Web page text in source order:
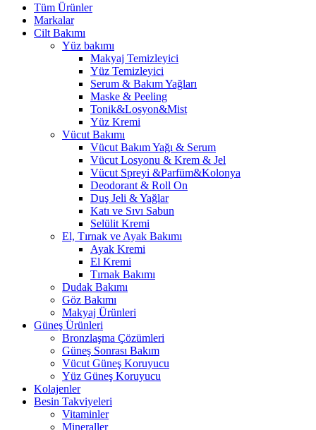
Tüm Ürünler
Markalar
Cilt Bakımı
Yüz bakımı
Makyaj Temizleyici
Yüz Temizleyici
Serum & Bakım Yağları
Maske & Peeling
Tonik&Losyon&Mist
Yüz Kremi
Vücut Bakımı
Vücut Bakım Yağı & Serum
Vücut Losyonu & Krem & Jel
Vücut Spreyi &Parfüm&Kolonya
Deodorant & Roll On
Duş Jeli & Yağlar
Katı ve Sıvı Sabun
Selülit Kremi
El, Tırnak ve Ayak Bakımı
Ayak Kremi
El Kremi
Tırnak Bakımı
Dudak Bakımı
Göz Bakımı
Makyaj Ürünleri
Güneş Ürünleri
Bronzlaşma Çözümleri
Güneş Sonrası Bakım
Vücut Güneş Koruyucu
Yüz Güneş Koruyucu
Kolajenler
Besin Takviyeleri
Vitaminler
Mineraller